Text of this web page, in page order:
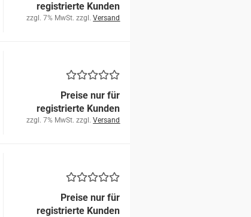
registrierte Kunden
zzgl. 7% MwSt. zzgl.Versand
Preise nur für
registrierte Kunden
zzgl. 7% MwSt. zzgl.Versand
Preise nur für
registrierte Kunden